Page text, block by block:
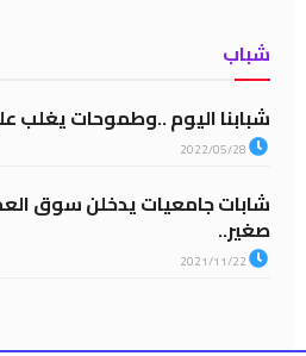
شباب
شبابنا اليوم ..وطموحات يغلب
شابات جامعيات يدخلن سوق
صغير..